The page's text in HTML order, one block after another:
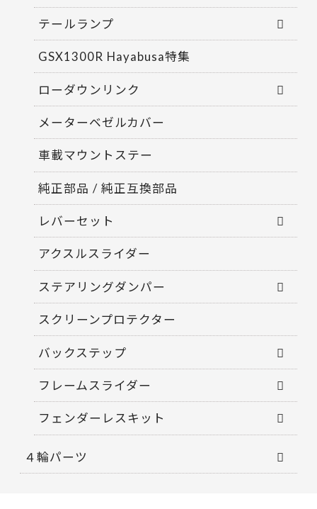
テールランプ
GSX1300R Hayabusa特集
ローダウンリンク
メーターベゼルカバー
車載マウントステー
純正部品 / 純正互換部品
レバーセット
アクスルスライダー
ステアリングダンパー
スクリーンプロテクター
バックステップ
フレームスライダー
フェンダーレスキット
４輪パーツ